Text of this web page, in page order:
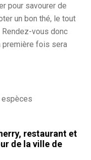
pour savourer de
un bon thé, le tout
vous donc
première fois sera
espèces
restaurant et
de la ville de